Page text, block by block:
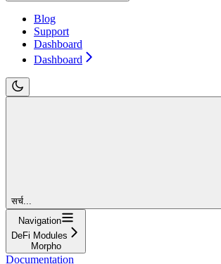
Blog
Support
Dashboard
Dashboard
सर्च...
Navigation
DeFi Modules
Morpho
Documentation